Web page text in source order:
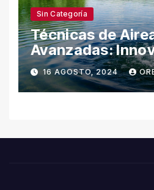
Sin Categoría
Técnicas de
Avanzadas:
Cuidado del
16 AGOSTO, 2024